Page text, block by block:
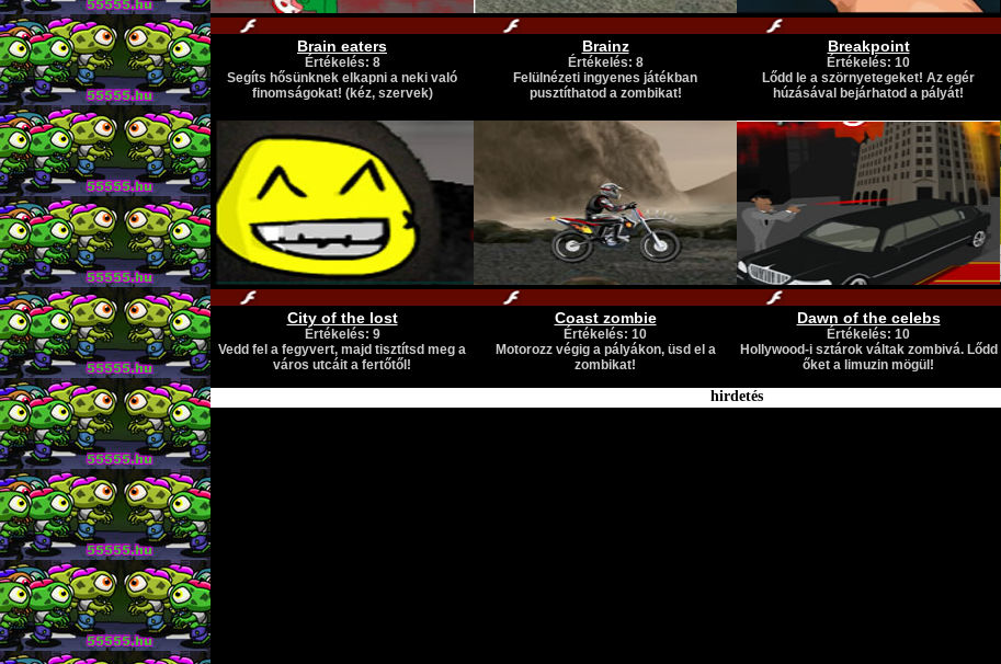
Brain eaters
Értékelés: 8
Segíts hősünknek elkapni a neki való
finomságokat! (kéz, szervek)
Brainz
Értékelés: 8
Felülnézeti ingyenes játékban
pusztíthatod a zombikat!
Breakpoint
Értékelés: 10
Lődd le a szörnyetegeket! Az egér
húzásával bejárhatod a pályát!
City of the lost
Értékelés: 9
Vedd fel a fegyvert, majd tisztítsd meg a
város utcáit a fertőtől!
Coast zombie
Értékelés: 10
Motorozz végig a pályákon, üsd el a
zombikat!
Dawn of the celebs
Értékelés: 10
Hollywood-i sztárok váltak zombivá. Lődd
őket a limuzin mögül!
hirdetés